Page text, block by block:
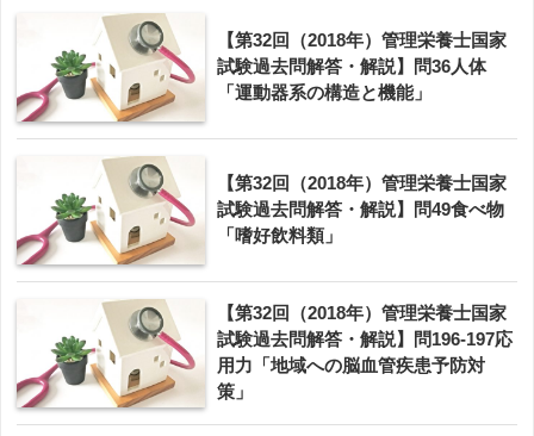
【第32回（2018年）管理栄養士国家
試験過去問解答・解説】問36人体
「運動器系の構造と機能」
【第32回（2018年）管理栄養士国家
試験過去問解答・解説】問49食べ物
「嗜好飲料類」
【第32回（2018年）管理栄養士国家
試験過去問解答・解説】問196-197応
用力「地域への脳血管疾患予防対
策」